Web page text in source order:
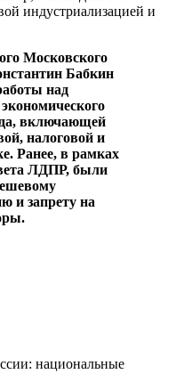
индустриализацией и
Московского
Бабкин
над
включающей
налоговой и
Ранее, в рамках
ЛДПР, были
и запрету на
национальные